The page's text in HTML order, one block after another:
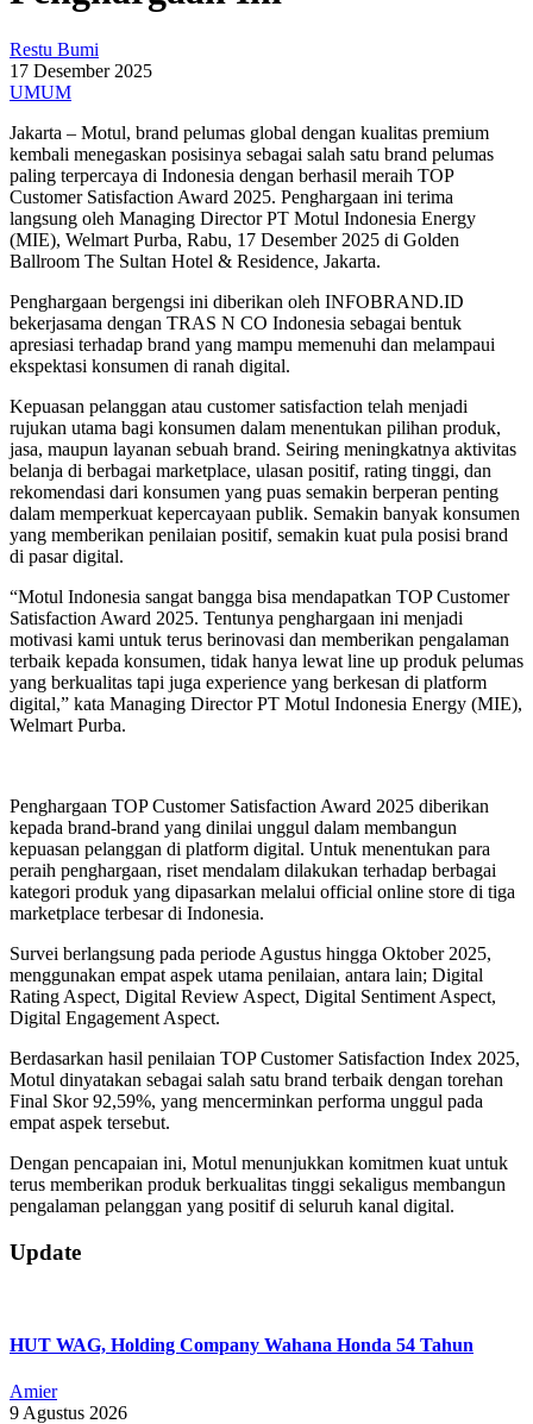
Restu Bumi
17 Desember 2025
UMUM
Jakarta – Motul, brand pelumas global dengan kualitas premium
kembali menegaskan posisinya sebagai salah satu brand pelumas
paling terpercaya di Indonesia dengan berhasil meraih TOP
Customer Satisfaction Award 2025. Penghargaan ini terima
langsung oleh Managing Director PT Motul Indonesia Energy
(MIE), Welmart Purba, Rabu, 17 Desember 2025 di Golden
Ballroom The Sultan Hotel & Residence, Jakarta.
Penghargaan bergengsi ini diberikan oleh INFOBRAND.ID
bekerjasama dengan TRAS N CO Indonesia sebagai bentuk
apresiasi terhadap brand yang mampu memenuhi dan melampaui
ekspektasi konsumen di ranah digital.
Kepuasan pelanggan atau customer satisfaction telah menjadi
rujukan utama bagi konsumen dalam menentukan pilihan produk,
jasa, maupun layanan sebuah brand. Seiring meningkatnya aktivitas
belanja di berbagai marketplace, ulasan positif, rating tinggi, dan
rekomendasi dari konsumen yang puas semakin berperan penting
dalam memperkuat kepercayaan publik. Semakin banyak konsumen
yang memberikan penilaian positif, semakin kuat pula posisi brand
di pasar digital.
“Motul Indonesia sangat bangga bisa mendapatkan TOP Customer
Satisfaction Award 2025. Tentunya penghargaan ini menjadi
motivasi kami untuk terus berinovasi dan memberikan pengalaman
terbaik kepada konsumen, tidak hanya lewat line up produk pelumas
yang berkualitas tapi juga experience yang berkesan di platform
digital,” kata Managing Director PT Motul Indonesia Energy (MIE),
Welmart Purba.
Penghargaan TOP Customer Satisfaction Award 2025 diberikan
kepada brand-brand yang dinilai unggul dalam membangun
kepuasan pelanggan di platform digital. Untuk menentukan para
peraih penghargaan, riset mendalam dilakukan terhadap berbagai
kategori produk yang dipasarkan melalui official online store di tiga
marketplace terbesar di Indonesia.
Survei berlangsung pada periode Agustus hingga Oktober 2025,
menggunakan empat aspek utama penilaian, antara lain; Digital
Rating Aspect, Digital Review Aspect, Digital Sentiment Aspect,
Digital Engagement Aspect.
Berdasarkan hasil penilaian TOP Customer Satisfaction Index 2025,
Motul dinyatakan sebagai salah satu brand terbaik dengan torehan
Final Skor 92,59%, yang mencerminkan performa unggul pada
empat aspek tersebut.
Dengan pencapaian ini, Motul menunjukkan komitmen kuat untuk
terus memberikan produk berkualitas tinggi sekaligus membangun
pengalaman pelanggan yang positif di seluruh kanal digital.
2025-
12-
Update
HUT WAG, Holding Company Wahana Honda 54 Tahun
Amier
9 Agustus 2026